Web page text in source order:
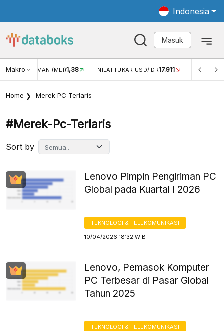
Indonesia
Masuk
Makro
(MEI)1,38 NILAI TUKAR USD/IDR 17.911 INFLASI YOY (JUL)
Home Merek PC Terlaris
#merek-Pc-Terlaris
Sort by
Lenovo Pimpin Pengiriman PC
Global pada Kuartal I 2026
TEKNOLOGI & TELEKOMUNIKASI
10/04/2026 18:32 WIB
Lenovo, Pemasok Komputer
PC Terbesar di Pasar Global
Tahun 2025
TEKNOLOGI & TELEKOMUNIKASI